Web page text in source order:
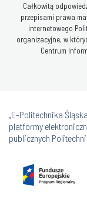
Całkowitą
przepisami prawa
internetowego
organizacyjne, w
Centrum
„E-Politechnika
platformy
publicznych